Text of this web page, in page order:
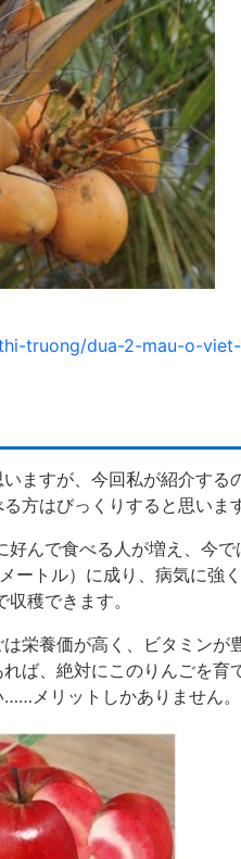
truong/dua-2-mau-o-
ますが、今回私が紹介する
方はびっくりすると思います
んで食べる人が増え、今
ートル）に成り、病気に強
穫できます。
栄養価が高く、ビタミンが
ば、絶対にこのりんごを育
メリットしかありません。